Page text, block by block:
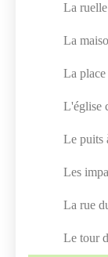
La
La
La
L'église
Le puits
Les
La rue
Le tour